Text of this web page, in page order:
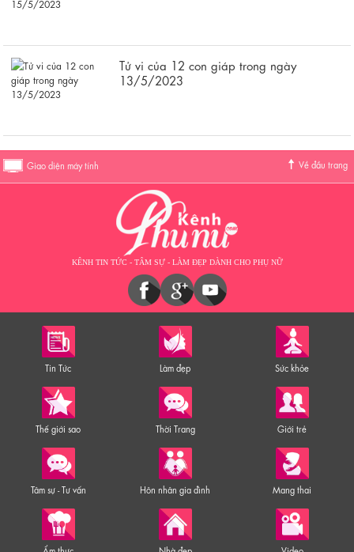
Tử vi của 12 con giáp trong ngày
13/5/2023
Giao diện máy tính Về đầu trang
KÊNH TIN TỨC - TÂM SỰ - LÀM ĐẸP DÀNH CHO PHỤ NỮ
Tin Tức Làm đẹp Sức khỏe
Thế giới sao Thời Trang Giới trẻ
Tâm sự - Tư vấn Hôn nhân gia đình Mang thai